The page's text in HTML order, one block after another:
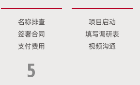
名称排查
签署合同
支付费用
项目启动
填写调研表
视频沟通
5